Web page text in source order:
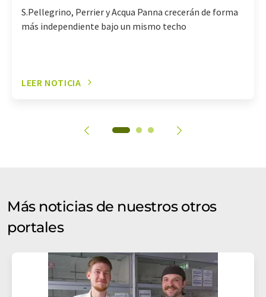
S.Pellegrino, Perrier y Acqua Panna crecerán de forma
más independiente bajo un mismo techo
LEER NOTICIA
Más noticias de nuestros otros
portales